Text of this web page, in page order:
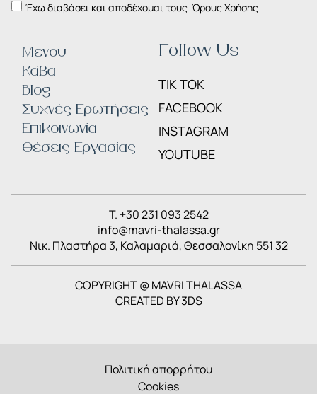
Μενού
Κάβα
Blog
Συχνές Ερωτήσεις
Επικοινωνία
Θέσεις Εργασίας
Follow Us
TIK TOK
FACEBOOK
INSTAGRAM
YOUTUBE
Έχω διαβάσει και αποδέχομαι τους Όρους Χρήσης
T. +30 231 093 2542
info@mavri-thalassa.gr
Nικ. Πλαστήρα 3, Καλαμαριά, Θεσσαλονίκη 551 32
COPYRIGHT @ MAVRI THALASSA
CREATED BY3DS
Πολιτική απορρήτου
Cookies